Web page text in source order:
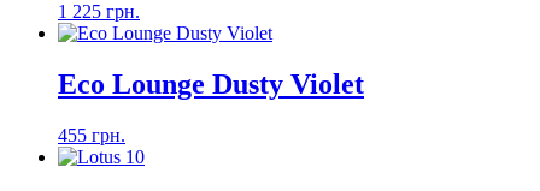
1 225 грн.
Eco Lounge Dusty Violet
455 грн.